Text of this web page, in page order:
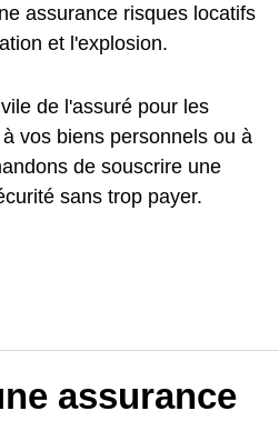
assurance risques locatifs
et l'explosion.
de l'assuré pour les
vos biens personnels ou à
de souscrire une
sans trop payer.
assurance